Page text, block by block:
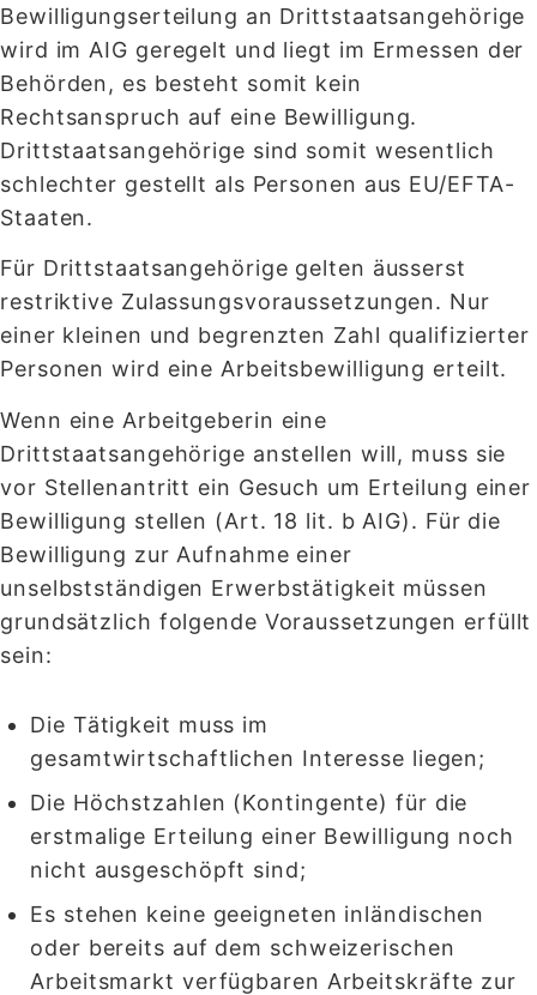
Bewilligungserteilung an Drittstaatsangehörige
wird im AIG geregelt und liegt im Ermessen der
Behörden, es besteht somit kein
Rechtsanspruch auf eine Bewilligung.
Drittstaatsangehörige sind somit wesentlich
schlechter gestellt als Personen aus EU/EFTA-
Staaten.
Für Drittstaatsangehörige gelten äusserst
restriktive Zulassungsvoraussetzungen. Nur
einer kleinen und begrenzten Zahl qualifizierter
Personen wird eine Arbeitsbewilligung erteilt.
Wenn eine Arbeitgeberin eine
Drittstaatsangehörige anstellen will, muss sie
vor Stellenantritt ein Gesuch um Erteilung einer
Bewilligung stellen (Art. 18 lit. b AIG). Für die
Bewilligung zur Aufnahme einer
unselbstständigen Erwerbstätigkeit müssen
grundsätzlich folgende Voraussetzungen erfüllt
sein:
Die Tätigkeit muss im
gesamtwirtschaftlichen Interesse liegen;
Die Höchstzahlen (Kontingente) für die
erstmalige Erteilung einer Bewilligung noch
nicht ausgeschöpft sind;
Es stehen keine geeigneten inländischen
oder bereits auf dem schweizerischen
Arbeitsmarkt verfügbaren Arbeitskräfte zur